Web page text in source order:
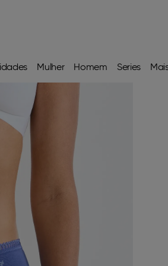
Mulher Homem Series